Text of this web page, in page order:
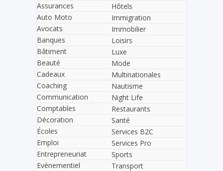
Assurances
Auto Moto
Avocats
Banques
Bâtiment
Beauté
Cadeaux
Coaching
Communication
Comptables
Décoration
Écoles
Emploi
Entrepreneuriat
Evènementiel
Hôtels
Immigration
Immobilier
Loisirs
Luxe
Mode
Multinationales
Nautisme
Night Life
Restaurants
Santé
Services B2C
Services Pro
Sports
Transport